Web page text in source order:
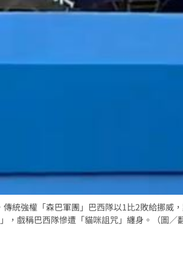
統強權「森巴軍團」巴西隊以1比2敗給挪威
，戲稱巴西隊慘遭「貓咪詛咒」纏身。（圖／